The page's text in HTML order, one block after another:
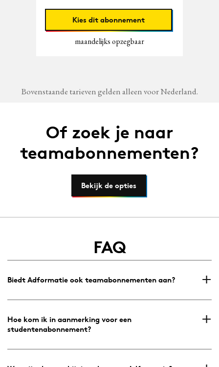
Kies dit abonnement
maandelijks opzegbaar
Bovenstaande tarieven gelden alleen voor Nederland.
Of zoek je naar
teamabonnementen?
Bekijk de opties
FAQ
Biedt Adformatie ook teamabonnementen aan?
kunthiermeer informatie vinden.
Hoe kom ik in aanmerking voor een
studentenabonnement?
volgen komen in aanmerking voor een